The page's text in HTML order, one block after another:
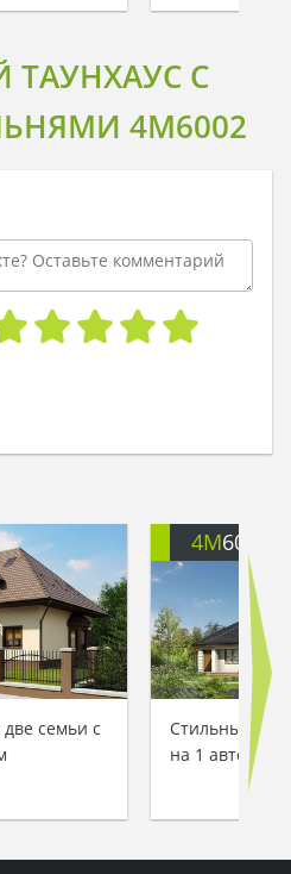
ТАУНХАУС С
4M6002
семьи с
4M6001
Стильный
на 1 авто